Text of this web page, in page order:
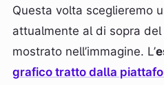
Questa volta sceglieremo
attualmente al di sopra
mostrato nell’immagine. L’
grafico tratto dalla